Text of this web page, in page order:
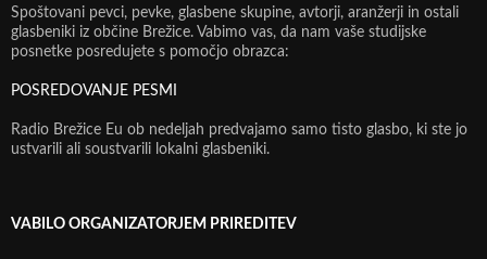
Spoštovani pevci, pevke, glasbene skupine, avtorji, aranžerji in ostali
glasbeniki iz občine Brežice. Vabimo vas, da nam vaše studijske
posnetke posredujete s pomočjo obrazca:
POSREDOVANJE PESMI
Radio Brežice Eu ob nedeljah predvajamo samo tisto glasbo, ki ste jo
ustvarili ali soustvarili lokalni glasbeniki.
VABILO ORGANIZATORJEM PRIREDITEV